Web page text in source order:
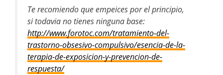
Te recomiendo que empeices por el principio,
si todavia no tienes ninguna base:
http://www.forotoc.com/tratamiento-del-
trastorno-obsesivo-compulsivo/esencia-de-la-
terapia-de-exposicion-y-prevencion-de-
respuesta/